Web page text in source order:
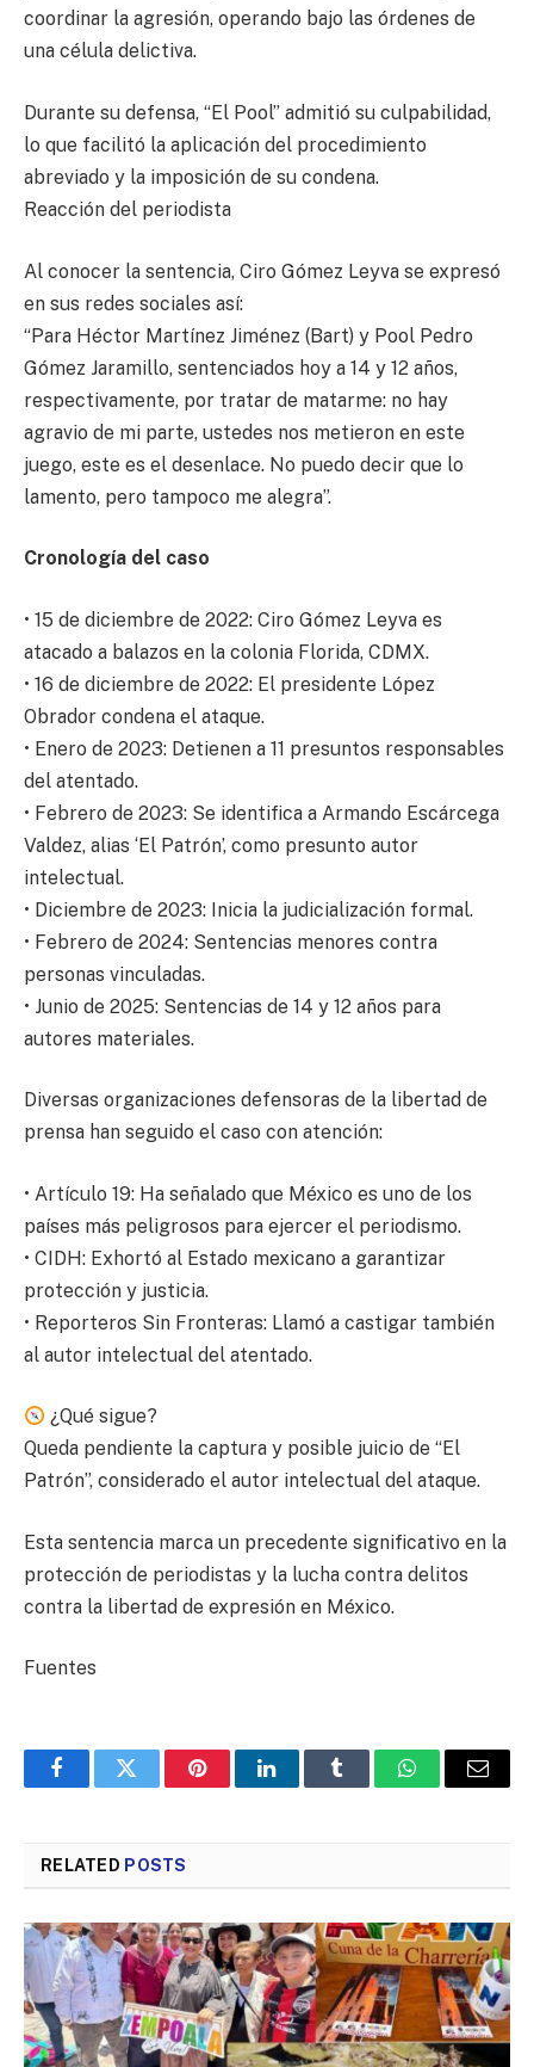
coordinar la agresión, operando bajo las órdenes de
una célula delictiva.
Durante su defensa, “El Pool” admitió su culpabilidad,
lo que facilitó la aplicación del procedimiento
abreviado y la imposición de su condena.
Reacción del periodista
Al conocer la sentencia, Ciro Gómez Leyva se expresó
en sus redes sociales así:
“Para Héctor Martínez Jiménez (Bart) y Pool Pedro
Gómez Jaramillo, sentenciados hoy a 14 y 12 años,
respectivamente, por tratar de matarme: no hay
agravio de mi parte, ustedes nos metieron en este
juego, este es el desenlace. No puedo decir que lo
lamento, pero tampoco me alegra”.
Cronología del caso
• 15 de diciembre de 2022: Ciro Gómez Leyva es
atacado a balazos en la colonia Florida, CDMX.
• 16 de diciembre de 2022: El presidente López
Obrador condena el ataque.
• Enero de 2023: Detienen a 11 presuntos responsables
del atentado.
• Febrero de 2023: Se identifica a Armando Escárcega
Valdez, alias ‘El Patrón’, como presunto autor
intelectual.
• Diciembre de 2023: Inicia la judicialización formal.
• Febrero de 2024: Sentencias menores contra
personas vinculadas.
• Junio de 2025: Sentencias de 14 y 12 años para
autores materiales.
Diversas organizaciones defensoras de la libertad de
prensa han seguido el caso con atención:
• Artículo 19: Ha señalado que México es uno de los
países más peligrosos para ejercer el periodismo.
• CIDH: Exhortó al Estado mexicano a garantizar
protección y justicia.
• Reporteros Sin Fronteras: Llamó a castigar también
al autor intelectual del atentado.
¿Qué sigue?
Queda pendiente la captura y posible juicio de “El
Patrón”, considerado el autor intelectual del ataque.
Esta sentencia marca un precedente significativo en la
protección de periodistas y la lucha contra delitos
contra la libertad de expresión en México.
Fuentes
FacebookTwitter PinterestLinkedInTumblr WhatsAppEmail
RELATED POSTS